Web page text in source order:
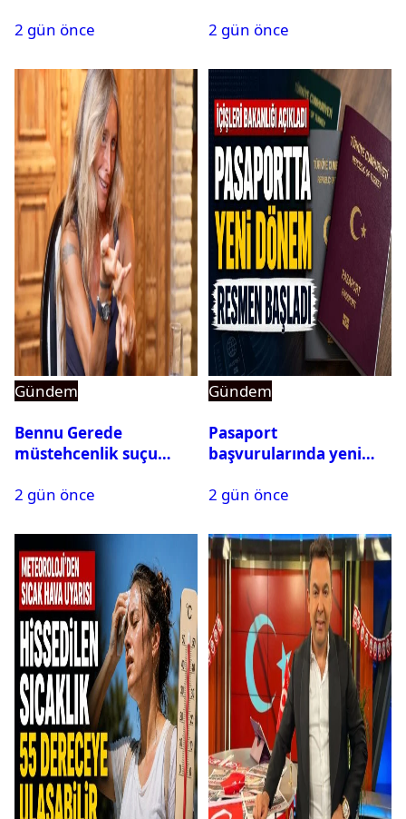
2 gün önce
2 gün önce
Gündem
Bennu Gerede
müstehcenlik suçu
alındı
2 gün önce
Gündem
Pasaport
başvurularında yeni
2 gün önce